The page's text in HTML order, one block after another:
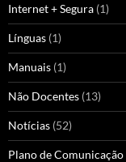
Internet + Segura (1)
Línguas (1)
Manuais (1)
Não Docentes (13)
Notícias (52)
Plano de Comunicação